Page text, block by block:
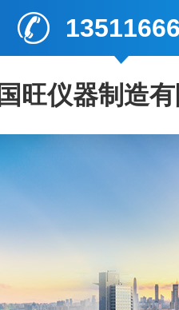
旺仪器制造